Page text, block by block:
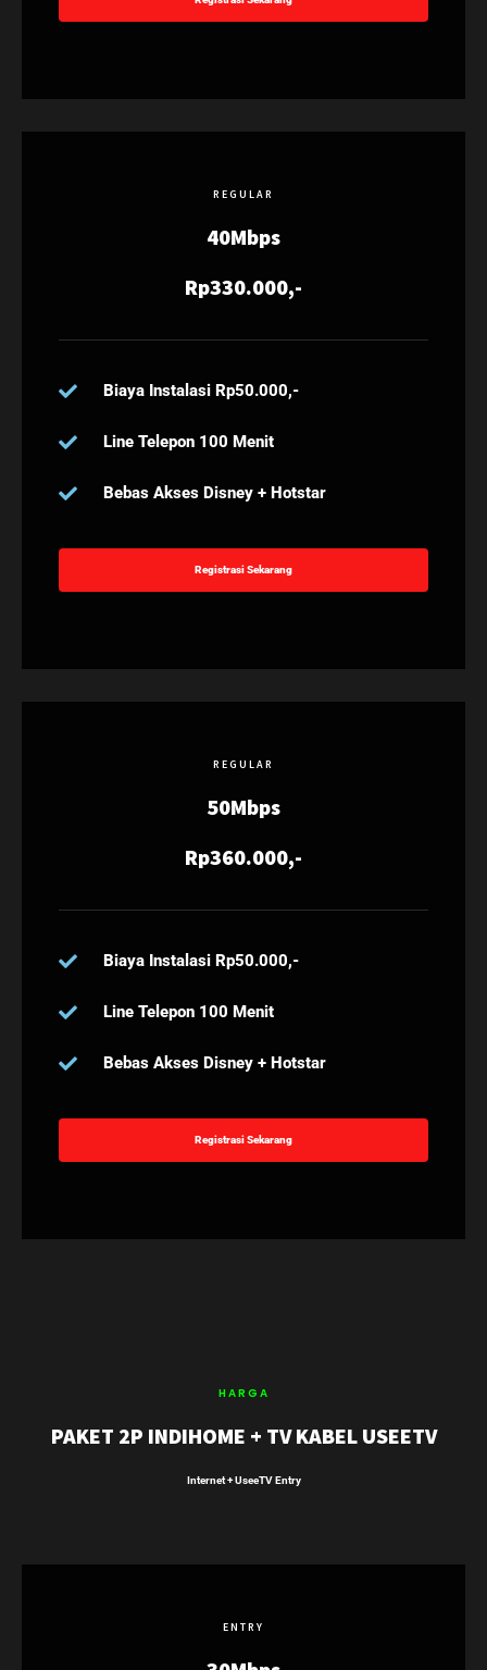
REGULAR
40Mbps
Rp330.000,-
Biaya Instalasi Rp50.000,-
Line Telepon 100 Menit
Bebas Akses Disney + Hotstar
Registrasi Sekarang
REGULAR
50Mbps
Rp360.000,-
Biaya Instalasi Rp50.000,-
Line Telepon 100 Menit
Bebas Akses Disney + Hotstar
Registrasi Sekarang
HARGA
PAKET 2P INDIHOME + TV KABEL USEETV
Internet + UseeTV Entry
ENTRY